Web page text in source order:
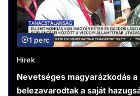
1 perc
Hírek
Nevetséges magyarázkodás a
belezavarodtak a saját